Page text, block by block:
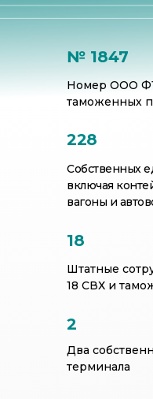
Два
терминала
2
Штатные
18 СВХ и
18
Собственных
включая
вагоны и
228
Номер ООО
таможенных
№ 1847